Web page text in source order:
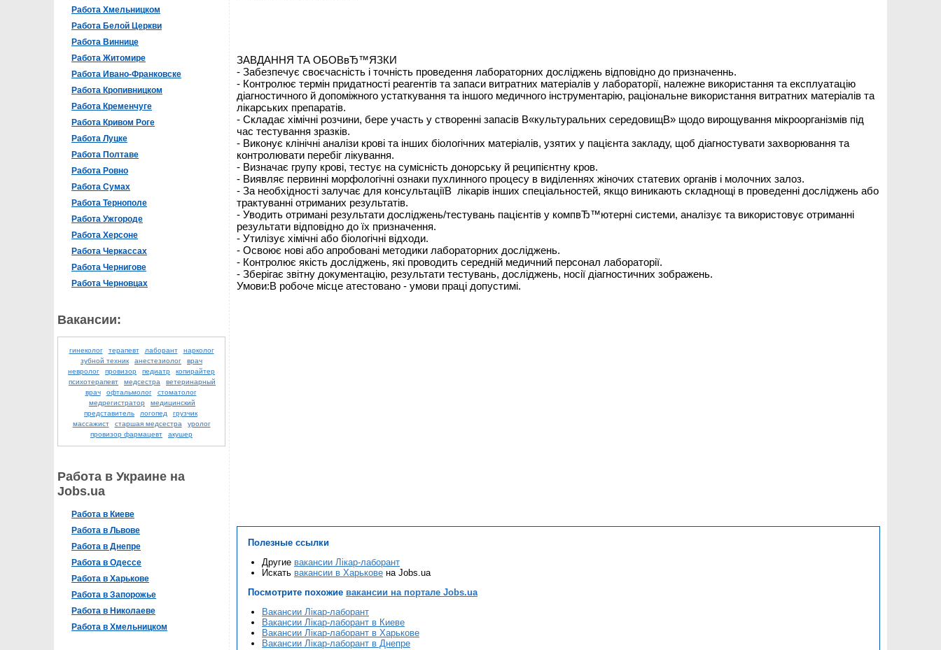
Работа Хмельницком
Работа Белой Церкви
Работа Виннице
Работа Житомире
Работа Ивано-Франковске
Работа Кропивницком
Работа Кременчуге
Работа Кривом Роге
Работа Луцке
Работа Полтаве
Работа Ровно
Работа Сумах
Работа Тернополе
Работа Ужгороде
Работа Херсоне
Работа Черкассах
Работа Чернигове
Работа Черновцах
Вакансии:
гинеколог терапевт лаборант
нарколог
зубной техник
анестезиолог
врач
невролог
провизор педиатр
копирайтер
психотерапевт
медсестра
ветеринарный
врач
офтальмолог
стоматолог
медрегистратор
медицинский
представитель
логопед
грузчик
массажист
старшая медсестра
уролог
провизор фармацевт
акушер
Работа в Украине на
Jobs.ua
Работа в Киеве
Работа в Львове
Работа в Днепре
Работа в Одессе
Работа в Харькове
Работа в Запорожье
Работа в Николаеве
Работа в Хмельницком
ЗАВДАННЯ ТА ОБОВвЂ™ЯЗКИ
- Забезпечує своєчасність і точність проведення лабораторних досліджень відповідно до призначеннь.
- Контролює термін придатності реагентів та запаси витратних матеріалів у лабораторії, належне використання та експлуатацію
діагностичного й допоміжного устаткування та іншого медичного інструментарію, раціональне використання витратних матеріалів та
лікарських препаратів.
- Складає хімічні розчини, бере участь у створенні запасів В«культуральних середовищВ» щодо вирощування мікроорганізмів під
час тестування зразків.
- Виконує клінічні аналізи крові та інших біологічних матеріалів, узятих у пацієнта закладу, щоб діагностувати захворювання та
контролювати перебіг лікування.
- Визначає групу крові, тестує на сумісність донорську й реципієнтну кров.
- Виявляє первинні морфологічні ознаки пухлинного процесу в виділеннях жіночих статевих органів і молочних залоз.
- За необхідності залучає для консультаціїВ лікарів інших спеціальностей, якщо виникають складнощі в проведенні досліджень або
трактуванні отриманих результатів.
- Уводить отримані результати досліджень/тестувань пацієнтів у компвЂ™ютерні системи, аналізує та використовує отриманні
результати відповідно до їх призначення.
- Утилізує хімічні або біологічні відходи.
- Освоює нові або апробовані методики лабораторних досліджень.
- Контролює якість досліджень, які проводить середній медичний персонал лабораторії.
- Зберігає звітну документацію, результати тестувань, досліджень, носії діагностичних зображень.
Умови:В робоче місце атестовано - умови праці допустимі.
Полезные ссылки
Другие вакансии Лікар-лаборант
Искать вакансии в Харькове на Jobs.ua
Посмотрите похожие вакансии на портале Jobs.ua
Вакансии Лікар-лаборант
Вакансии Лікар-лаборант в Киеве
Вакансии Лікар-лаборант в Харькове
Вакансии Лікар-лаборант в Днепре